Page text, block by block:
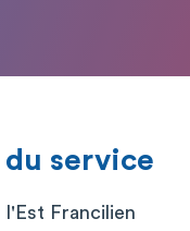
service
Francilien